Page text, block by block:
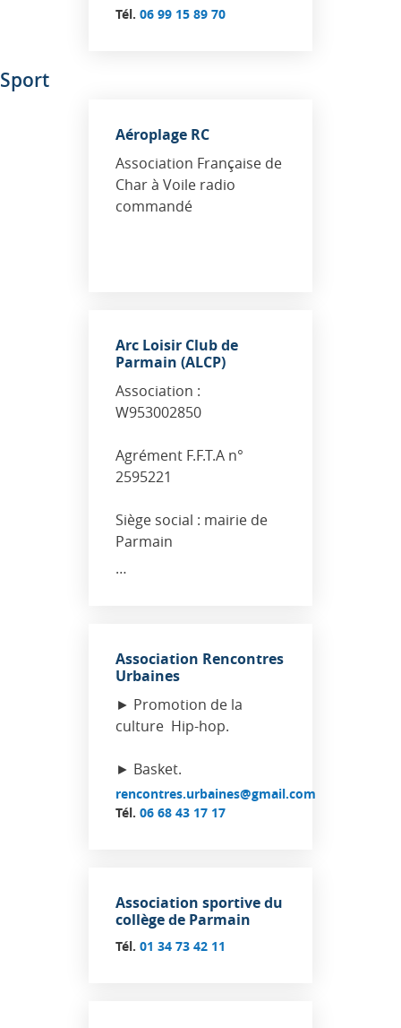
Tél. 06 99 15 89 70
Sport
Aéroplage RC
Association Française de
Char à Voile radio
commandé
Arc Loisir Club de
Parmain (ALCP)
Association :
W953002850
Agrément F.F.T.A n°
2595221
Siège social : mairie de
Parmain
…
Association Rencontres
Urbaines
► Promotion de la
culture Hip-hop.
► Basket.
rencontres.urbaines@gmail.com
Tél. 06 68 43 17 17
Association sportive du
collège de Parmain
Tél. 01 34 73 42 11